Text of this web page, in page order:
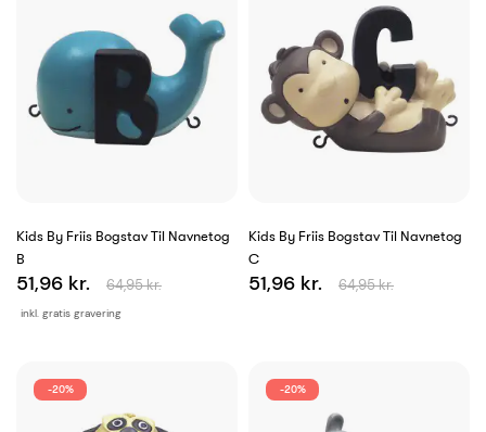
Kids By Friis Bogstav Til Navnetog
B
inkl. gratis gravering
51,96 kr. 64,95 kr.
Kids By Friis Bogstav Til Navnetog
C
51,96 kr. 64,95 kr.
-20% -20%